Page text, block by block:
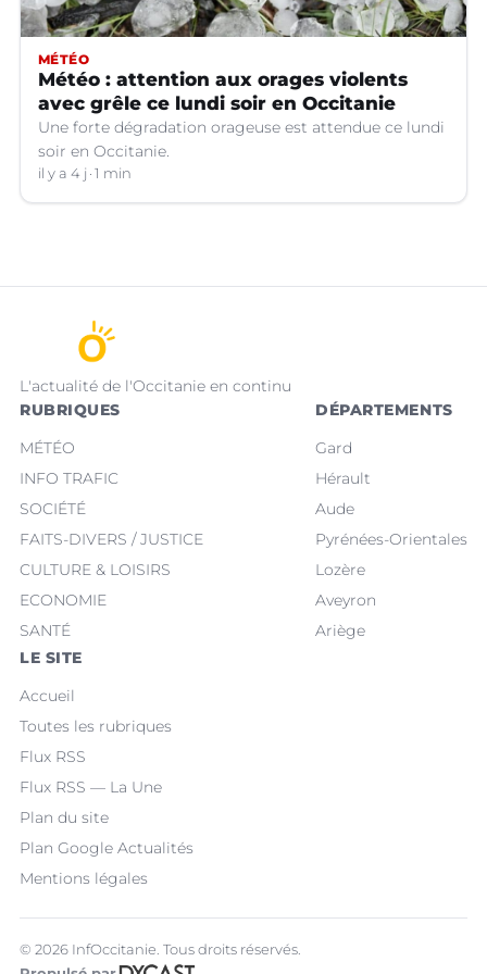
MÉTÉO
Météo : attention aux orages violents
avec grêle ce lundi soir en Occitanie
Une forte dégradation orageuse est attendue ce lundi
soir en Occitanie.
il y a 4 j 1 min
L'actualité de l'Occitanie en continu
RUBRIQUES
MÉTÉO
INFO TRAFIC
SOCIÉTÉ
FAITS-DIVERS / JUSTICE
CULTURE & LOISIRS
ECONOMIE
SANTÉ
DÉPARTEMENTS
Gard
Hérault
Aude
Pyrénées-Orientales
Lozère
Aveyron
Ariège
LE SITE
Accueil
Toutes les rubriques
Flux RSS
Flux RSS — La Une
Plan du site
Plan Google Actualités
Mentions légales
© 2026 InfOccitanie. Tous droits réservés.